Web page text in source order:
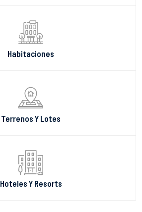
Habitaciones
Terrenos Y Lotes
Hoteles Y Resorts